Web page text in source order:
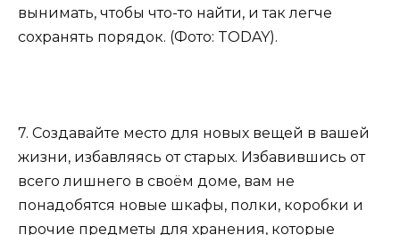
вынимать, чтобы что-то найти, и так легче
сохранять порядок. (Фото: TODAY).
7. Создавайте место для новых вещей в вашей
жизни, избавляясь от старых. Избавившись от
всего лишнего в своём доме, вам не
понадобятся новые шкафы, полки, коробки и
прочие предметы для хранения, которые